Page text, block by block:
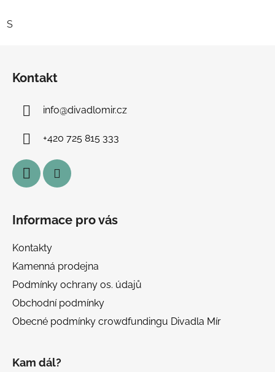
S
Kontakt
info@divadlomir.cz
+420 725 815 333
Informace pro vás
Kontakty
Kamenná prodejna
Podmínky ochrany os. údajů
Obchodní podmínky
Obecné podmínky crowdfundingu Divadla Mír
Kam dál?